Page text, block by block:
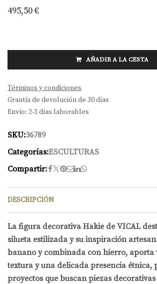
495,50€
AÑADIR A LA CESTA
Términos y condiciones
Grantía de devolución de 30 días
Envío: 2-3 días laborables
SKU:36789
Categorías:ESCULTURAS
Compartir:
DESCRIPCIÓN
La figura decorativa Hakie de VICAL
silueta estilizada y su inspiración
banano y combinada con hierro, aporta
textura y una delicada presencia étnica,
proyectos que buscan piezas